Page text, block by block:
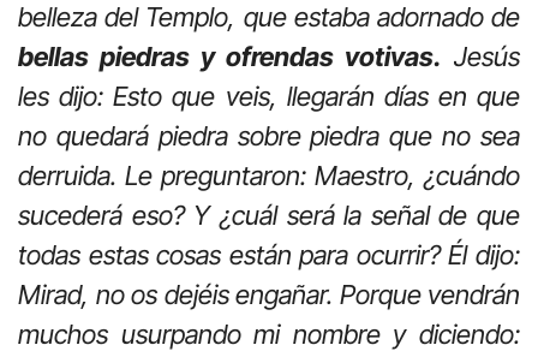
belleza del Templo, que estaba adornado de
bellas piedras y ofrendas votivas. Jesús
les dijo: Esto que veis, llegarán días en que
no quedará piedra sobre piedra que no sea
derruida. Le preguntaron: Maestro, ¿cuándo
sucederá eso? Y ¿cuál será la señal de que
todas estas cosas están para ocurrir? Él dijo:
Mirad, no os dejéis engañar. Porque vendrán
muchos usurpando mi nombre y diciendo: